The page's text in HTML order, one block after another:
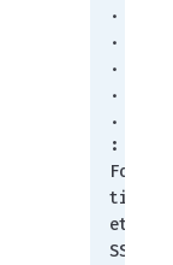
. .
. .
. .
. .
. .
:
For
tin
et
SSL